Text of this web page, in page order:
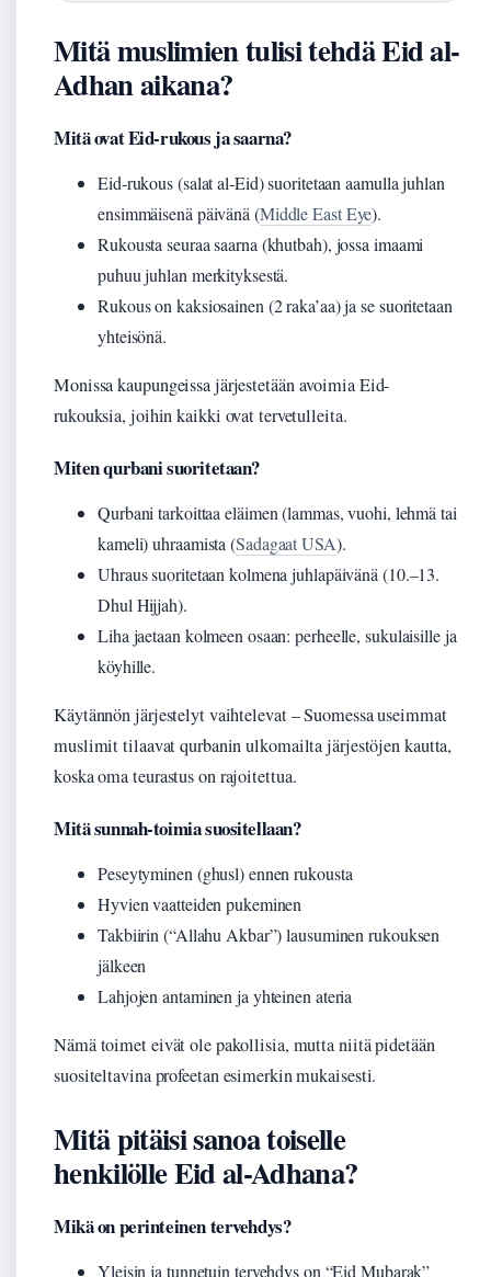
Mitä muslimien tulisi tehdä Eid al-
Adhan aikana?
Mitä ovat Eid-rukous ja saarna?
Eid-rukous (salat al-Eid) suoritetaan aamulla juhlan
ensimmäisenä päivänä (Middle East Eye).
Rukousta seuraa saarna (khutbah), jossa imaami
puhuu juhlan merkityksestä.
Rukous on kaksiosainen (2 raka’aa) ja se suoritetaan
yhteisönä.
Monissa kaupungeissa järjestetään avoimia Eid-
rukouksia, joihin kaikki ovat tervetulleita.
Miten qurbani suoritetaan?
Qurbani tarkoittaa eläimen (lammas, vuohi, lehmä tai
kameli) uhraamista (Sadagaat USA).
Uhraus suoritetaan kolmena juhlapäivänä (10.–13.
Dhul Hijjah).
Liha jaetaan kolmeen osaan: perheelle, sukulaisille ja
köyhille.
Käytännön järjestelyt vaihtelevat – Suomessa useimmat
muslimit tilaavat qurbanin ulkomailta järjestöjen kautta,
koska oma teurastus on rajoitettua.
Mitä sunnah-toimia suositellaan?
Peseytyminen (ghusl) ennen rukousta
Hyvien vaatteiden pukeminen
Takbiirin (“Allahu Akbar”) lausuminen rukouksen
jälkeen
Lahjojen antaminen ja yhteinen ateria
Nämä toimet eivät ole pakollisia, mutta niitä pidetään
suositeltavina profeetan esimerkin mukaisesti.
Mitä pitäisi sanoa toiselle
henkilölle Eid al-Adhana?
Mikä on perinteinen tervehdys?
Yleisin ja tunnetuin tervehdys on “Eid Mubarak”